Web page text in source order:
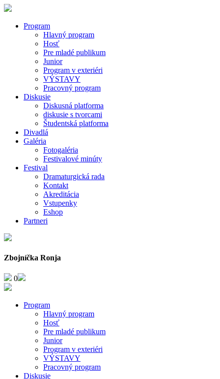
Program
Hlavný program
Hosť
Pre mladé publikum
Junior
Program v exteriéri
VÝSTAVY
Pracovný program
Diskusie
Diskusná platforma
diskusie s tvorcami
Študentská platforma
Divadlá
Galéria
Fotogaléria
Festivalové minúty
Festival
Dramaturgická rada
Kontakt
Akreditácia
Vstupenky
Eshop
Partneri
Zbojníčka Ronja
0
Program
Hlavný program
Hosť
Pre mladé publikum
Junior
Program v exteriéri
VÝSTAVY
Pracovný program
Diskusie